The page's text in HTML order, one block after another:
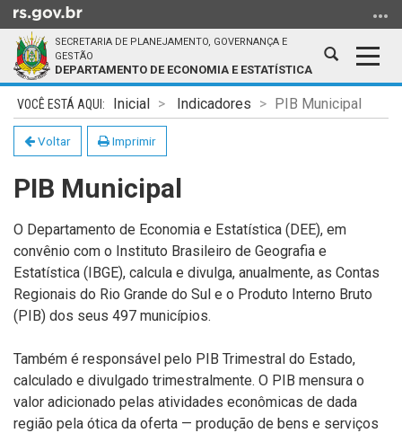
para
conteúdo
para
menu
para
busca
SECRETARIA DE PLANEJAMENTO, GOVERNANÇA E
GESTÃO
DEPARTAMENTO DE ECONOMIA E ESTATÍSTICA
Abrir
busca
Início
do
conteúdo
Inicial Indicadores PIB Municipal
Voltar Imprimir
PIB Municipal
O Departamento de Economia e Estatística (DEE), em
convênio com o Instituto Brasileiro de Geografia e
Estatística (IBGE), calcula e divulga, anualmente, as Contas
Regionais do Rio Grande do Sul e o Produto Interno Bruto
(PIB) dos seus 497 municípios.
Também é responsável pelo PIB Trimestral do Estado,
calculado e divulgado trimestralmente. O PIB mensura o
valor adicionado pelas atividades econômicas de dada
região pela ótica da oferta — produção de bens e serviços